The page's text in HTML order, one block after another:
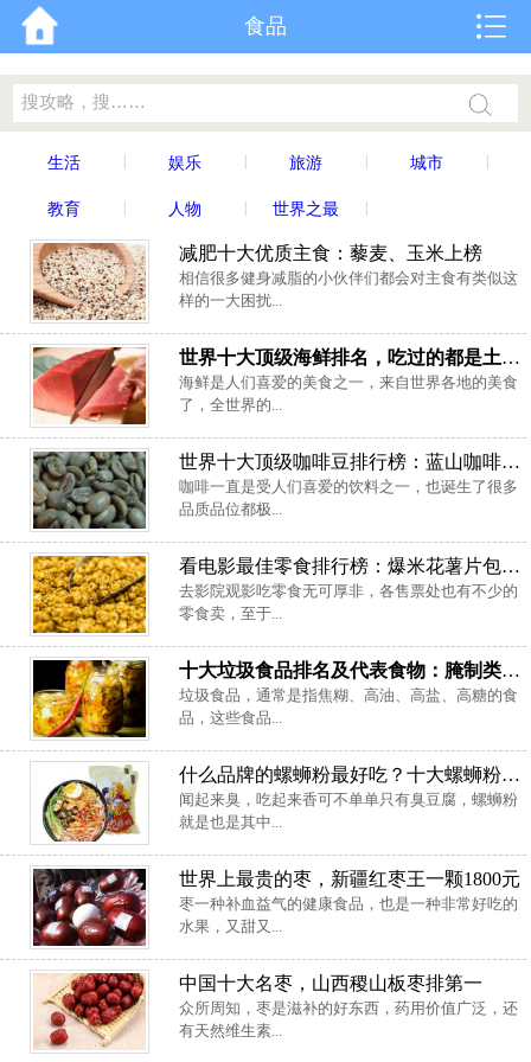
食品
生活 娱乐 旅游 城市
教育 人物 世界之最
减肥十大优质主食：藜麦、玉米上榜
相信很多健身减脂的小伙伴们都会对主食有类似这
样的一大困扰...
世界十大顶级海鲜排名，吃过的都是土豪！
海鲜是人们喜爱的美食之一，来自世界各地的美食
了，全世界的...
世界十大顶级咖啡豆排行榜：蓝山咖啡排在第二名
咖啡一直是受人们喜爱的饮料之一，也诞生了很多
品质品位都极...
看电影最佳零食排行榜：爆米花薯片包揽前两名
去影院观影吃零食无可厚非，各售票处也有不少的
零食卖，至于...
十大垃圾食品排名及代表食物：腌制类食品上榜
垃圾食品，通常是指焦糊、高油、高盐、高糖的食
品，这些食品...
什么品牌的螺蛳粉最好吃？十大螺蛳粉品牌排行榜
闻起来臭，吃起来香可不单单只有臭豆腐，螺蛳粉
就是也是其中...
世界上最贵的枣，新疆红枣王一颗1800元
枣一种补血益气的健康食品，也是一种非常好吃的
水果，又甜又...
中国十大名枣，山西稷山板枣排第一
众所周知，枣是滋补的好东西，药用价值广泛，还
有天然维生素...